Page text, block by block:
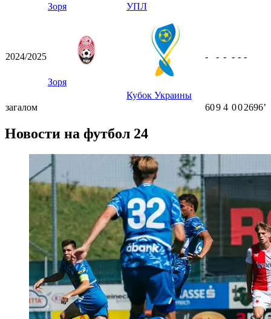
Зоря УПЛ
2024/2025
Зоря
Кубок Украины
- - - - - -
загалом 609 4 002696ʼ
Новости на футбол 24